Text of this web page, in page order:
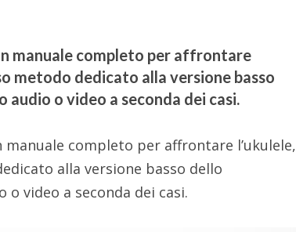
manuale completo per affrontare
metodo dedicato alla versione basso
o video a seconda dei casi.
completo per affrontare l’ukulele,
alla versione basso dello
video a seconda dei casi.